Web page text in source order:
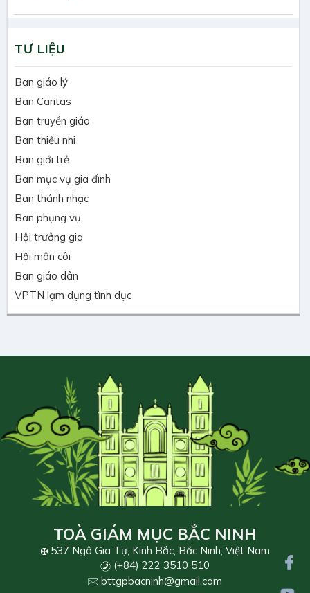
TƯ LIỆU
Ban giáo lý
Ban Caritas
Ban truyền giáo
Ban thiếu nhi
Ban giới trẻ
Ban mục vụ gia đình
Ban thánh nhạc
Ban phụng vụ
Hội trưởng gia
Hội mân côi
Ban giáo dân
VPTN lạm dụng tình dục
TOÀ GIÁM MỤC BẮC NINH
537 Ngô Gia Tự, Kinh Bắc, Bắc Ninh, Việt Nam
(+84) 222 3510 510
bttgpbacninh@gmail.com